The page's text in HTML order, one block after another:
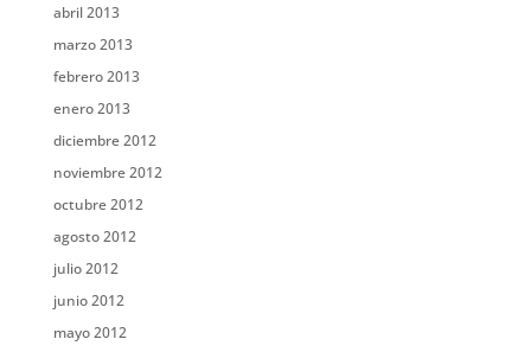
abril 2013
marzo 2013
febrero 2013
enero 2013
diciembre 2012
noviembre 2012
octubre 2012
agosto 2012
julio 2012
junio 2012
mayo 2012